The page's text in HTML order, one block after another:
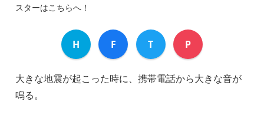
スターはこちらへ！
H F T P
大きな地震が起こった時に、携帯電話から大きな音が
鳴る。